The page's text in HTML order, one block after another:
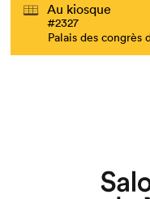
Au kiosque
#2327
Palais des congrès